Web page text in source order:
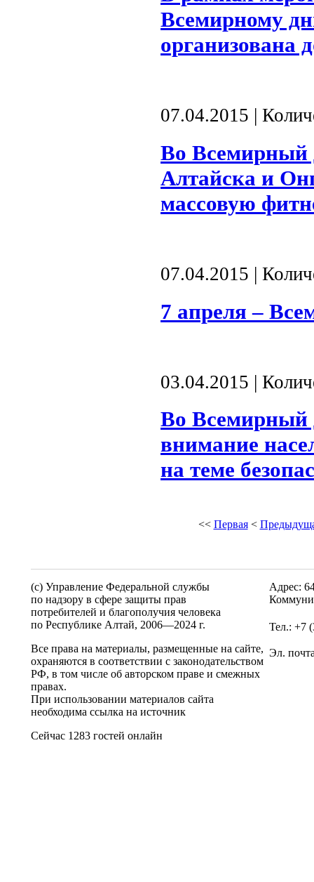
Всемирному
организована
07.04.2015 |
Во Всемирный
Алтайска и
массовую
07.04.2015 |
7 апреля –
03.04.2015 |
Во Всемирный
внимание
на теме
<< Первая<
(c) Управление Федеральной службы
по надзору в сфере защиты прав
потребителей и благополучия человека
по Республике Алтай, 2006—2024 г.
Все права на материалы, размещенные на сайте,
охраняются в соответствии с законодательством
РФ, в том числе об авторском праве и смежных
правах.
При использовании материалов сайта
необходима ссылка на источник
Сейчас 1283 гостей онлайн
Адрес:
Тел.: +7
Эл.